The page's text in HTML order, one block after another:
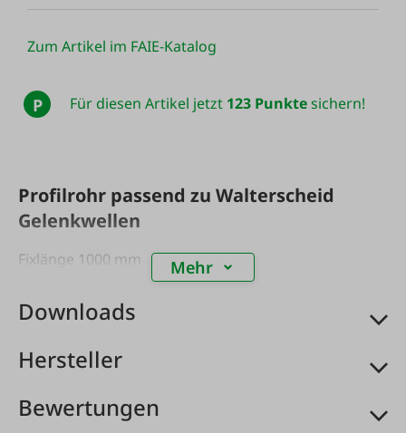
Zum Artikel im FAIE-Katalog
P Für diesen Artikel jetzt 123 Punktesichern!
Profilrohr passend zu Walterscheid
Gelenkwellen
Fixlänge 1000 mm Mehr
Downloads
Hersteller
Bewertungen